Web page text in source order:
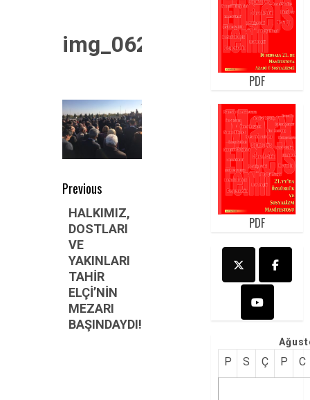
img_0620
Post
navigation
Previous
Previous
post:
HALKIMIZ,
DOSTLARI
VE
YAKINLARI
TAHİR
ELÇİ’NİN
MEZARI
BAŞINDAYDI!
PDF
PDF
P S Ç P C